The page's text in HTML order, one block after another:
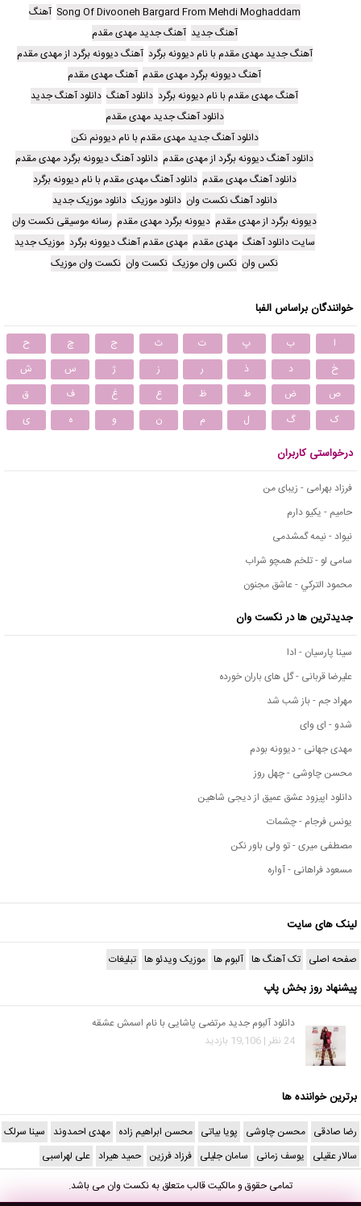
Song Of Divooneh Bargard From Mehdi Moghaddam آهنگ
آهنگ جدید آهنگ جدید مهدی مقدم
آهنگ جدید مهدی مقدم با نام دیوونه برگرد آهنگ دیوونه برگرد از مهدی مقدم
آهنگ دیوونه برگرد مهدی مقدم آهنگ مهدی مقدم
آهنگ مهدی مقدم با نام دیوونه برگرد دانلود آهنگ دانلود آهنگ جدید
دانلود آهنگ جدید مهدی مقدم
دانلود آهنگ جدید مهدی مقدم با نام دیوونم نکن
دانلود آهنگ دیوونه برگرد از مهدی مقدم دانلود آهنگ دیوونه برگرد مهدی مقدم
دانلود آهنگ مهدی مقدم دانلود آهنگ مهدی مقدم با نام دیوونه برگرد
دانلود آهنگ نکست وان دانلود موزیک دانلود موزیک جدید
دیوونه برگرد از مهدی مقدم دیوونه برگرد مهدی مقدم رسانه موسیقی نکست وان
سایت دانلود آهنگ مهدی مقدم مهدی مقدم آهنگ دیوونه برگرد موزیک جدید
نکس وان نکس وان موزیک نکست وان نکست وان موزیک
خوانندگان براساس الفبا
ا ب پ ت ث ج چ
ح
خ
د ذ ر ز ژ س
ش
ص
ض ط ظ ع غ ف
ق
ک
گ ل م ن و ه ی
درخواستی کاربران
فرزاد بهرامی - زیبای من
حامیم - یکیو دارم
نیواد - نیمه گمشدمی
سامی لو - تلخم همچو شراب
محمود التركي - عاشق مجنون
جدیدترین ها در نکست وان
سینا پارسیان - ادا
علیرضا قربانی - گل های باران خورده
مهراد جم - باز شب شد
شدو - ای وای
مهدی جهانی - دیوونه بودم
محسن چاوشی - چهل روز
دانلود اپیزود عشق عمیق از دیجی شاهین
یونس فرجام - چشمات
مصطفی میری - تو ولی باور نکن
مسعود فراهانی - آواره
لینک های سایت
صفحه اصلی تک آهنگ ها آلبوم ها موزیک ویدئو ها تبلیغات
پیشنهاد روز بخش پاپ
دانلود آلبوم جدید مرتضی پاشایی با نام اسمش عشقه
24 نظر | 19,106 بازدید
برترین خواننده ها
رضا صادقی محسن چاوشی پویا بیاتی محسن ابراهیم زاده مهدی احمدوند سینا سرلک
سالار عقیلی یوسف زمانی سامان جلیلی فرزاد فرزین حمید هیراد علی لهراسبی
تمامی حقوق و مالکیت قالب متعلق بهنکست وانمی باشد.